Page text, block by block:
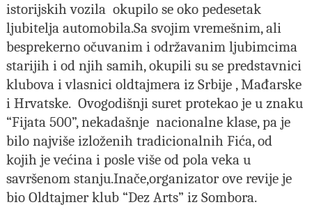
istorijskih vozila okupilo se oko pedesetak
ljubitelja automobila.Sa svojim vremešnim, ali
besprekerno očuvanim i održavanim ljubimcima
starijih i od njih samih, okupili su se predstavnici
klubova i vlasnici oldtajmera iz Srbije , Mađarske
i Hrvatske. Ovogodišnji suret protekao je u znaku
“Fijata 500”, nekadašnje nacionalne klase, pa je
bilo najviše izloženih tradicionalnih Fića, od
kojih je većina i posle više od pola veka u
savršenom stanju.Inače,organizator ove revije je
bio Oldtajmer klub “Dez Arts” iz Sombora.